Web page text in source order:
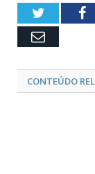
Twitter
Email
CONTEÚDO